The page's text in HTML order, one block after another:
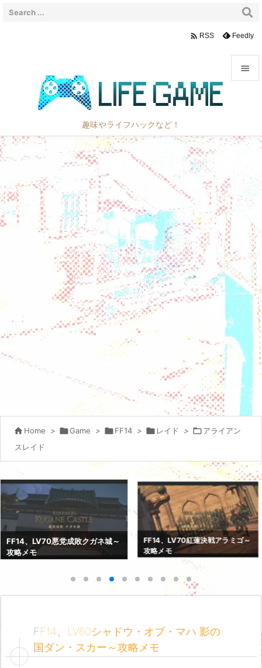
趣味やライフハックなど！

サイド

次へ

検索
 RSS Feedly
 Home > Game > FF14 >  レイド > アライアン
スレイド
FF14、LV70紅蓮決戦アラミゴ～
攻略メモ
FF14、LV69巨砲要塞カストル
ム・アバニア～攻略メモ
FF14、LV60シャドウ・オブ・マハ 影の
国ダン・スカー～攻略メモ